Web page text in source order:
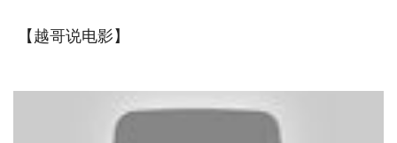
【越哥说电影】